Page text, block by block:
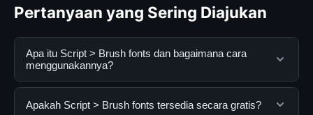
Pertanyaan yang Sering Diajukan
Apa itu Script > Brush fonts dan bagaimana cara
menggunakannya?
Script > Brush fonts adalah layanan digital yang
Apakah Script > Brush fonts tersedia secara gratis?